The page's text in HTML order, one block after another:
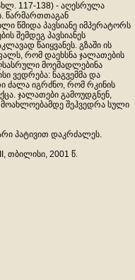
117-138) - აღესრულა
წარმართთაგან
წმიდა პავსიანე იმპერატორს
შემდეგ პავსიანეს
წაიყვანეს. გზაში ის
რომ დაეხსნა ჯალათების
მოემადლებინა
ვედრება: ნაგვემმა და
ძალა იგრძნო, რომ რკინის
ჯალათები გამოუდგნენ,
მოახლოებამდე შეჰვედრა სული
პატივით დაკრძალეს.
თბილისი, 2001 წ.